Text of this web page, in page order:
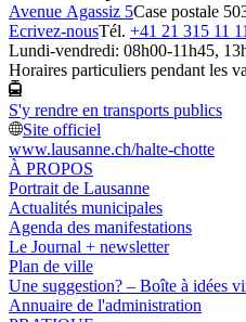
Avenue Agassiz 5Case postale
Ecrivez-nousTél. +41 21 315 11 11
Lundi-vendredi: 08h00-11h45,
Horaires particuliers pendant les
S'y rendre en transports publics
Site officiel
www.lausanne.ch/halte-chotte
À PROPOS
Portrait de Lausanne
Actualités municipales
Agenda des manifestations
Le Journal + newsletter
Plan de ville
Une suggestion? – Boîte à idées
Annuaire de l'administration